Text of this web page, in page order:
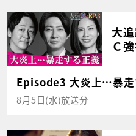
大
Ｃ
Episode3 大炎上…暴走
8月5日(水)放送分